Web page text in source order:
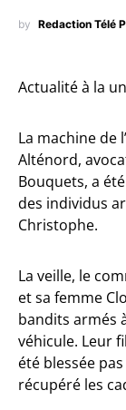
by Redaction Télé
Actualité à la
La machine de
Alténord,
Bouquets, a
des individus
Christophe.
La veille, le
et sa femme
bandits armés
véhicule. Leur
été blessée
récupéré les